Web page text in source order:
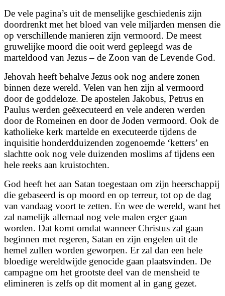
De vele pagina’s uit de menselijke geschiedenis zijn
doordrenkt met het bloed van vele miljarden mensen die
op verschillende manieren zijn vermoord. De meest
gruwelijke moord die ooit werd gepleegd was de
marteldood van Jezus – de Zoon van de Levende God.
Jehovah heeft behalve Jezus ook nog andere zonen
binnen deze wereld. Velen van hen zijn al vermoord
door de goddeloze. De apostelen Jakobus, Petrus en
Paulus werden geëxecuteerd en vele anderen werden
door de Romeinen en door de Joden vermoord. Ook de
katholieke kerk martelde en executeerde tijdens de
inquisitie honderdduizenden zogenoemde ‘ketters’ en
slachtte ook nog vele duizenden moslims af tijdens een
hele reeks aan kruistochten.
God heeft het aan Satan toegestaan om zijn heerschappij
die gebaseerd is op moord en op terreur, tot op de dag
van vandaag voort te zetten. En wee de wereld, want het
zal namelijk allemaal nog vele malen erger gaan
worden. Dat komt omdat wanneer Christus zal gaan
beginnen met regeren, Satan en zijn engelen uit de
hemel zullen worden geworpen. Er zal dan een hele
bloedige wereldwijde genocide gaan plaatsvinden. De
campagne om het grootste deel van de mensheid te
elimineren is zelfs op dit moment al in gang gezet.